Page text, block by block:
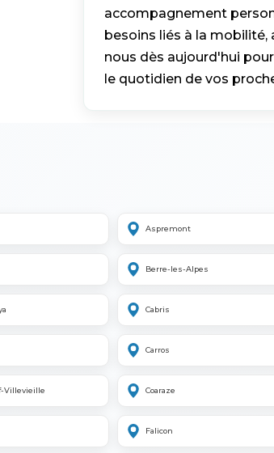
accompagnement
besoins liés à la
nous dès aujourd'hui
le quotidien de vos
Aspremont
Berre-les-Alpes
Cabris
Carros
Villevieille Coaraze
Falicon